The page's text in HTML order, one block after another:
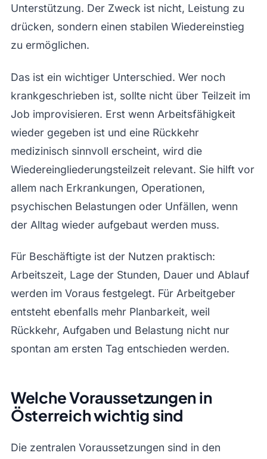
Unterstützung. Der Zweck ist nicht, Leistung zu
drücken, sondern einen stabilen Wiedereinstieg
zu ermöglichen.
Das ist ein wichtiger Unterschied. Wer noch
krankgeschrieben ist, sollte nicht über Teilzeit im
Job improvisieren. Erst wenn Arbeitsfähigkeit
wieder gegeben ist und eine Rückkehr
medizinisch sinnvoll erscheint, wird die
Wiedereingliederungsteilzeit relevant. Sie hilft vor
allem nach Erkrankungen, Operationen,
psychischen Belastungen oder Unfällen, wenn
der Alltag wieder aufgebaut werden muss.
Für Beschäftigte ist der Nutzen praktisch:
Arbeitszeit, Lage der Stunden, Dauer und Ablauf
werden im Voraus festgelegt. Für Arbeitgeber
entsteht ebenfalls mehr Planbarkeit, weil
Rückkehr, Aufgaben und Belastung nicht nur
spontan am ersten Tag entschieden werden.
Welche Voraussetzungen in
Österreich wichtig sind
Die zentralen Voraussetzungen sind in den